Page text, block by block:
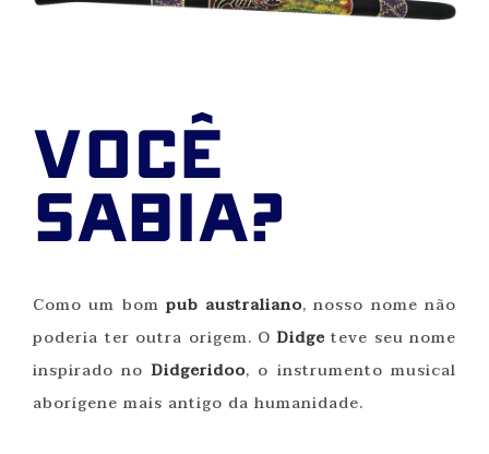
VOCÊ
SABIA?
Como um bom pub australiano, nosso nome não
poderia ter outra origem. ODidgeteve seu nome
inspirado noDidgeridoo, o instrumento musical
aborígene mais antigo da humanidade.